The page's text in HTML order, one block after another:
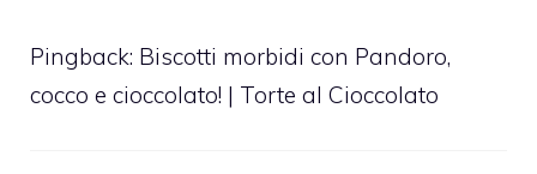
Pingback: Biscotti morbidi con Pandoro,
cocco e cioccolato! | Torte al Cioccolato